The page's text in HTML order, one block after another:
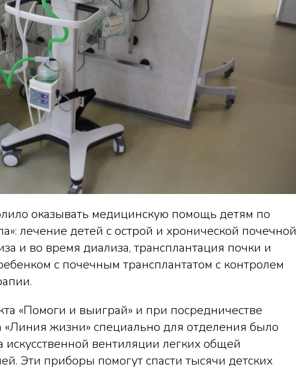
оказывать медицинскую помощь детям по
лечение детей с острой и хронической почечной
и во время диализа, трансплантация почки и
с почечным трансплантатом с контролем
«Помоги и выиграй» и при посредничестве
«Линия жизни» специально для отделения было
искусственной вентиляции легких общей
Эти приборы помогут спасти тысячи детских